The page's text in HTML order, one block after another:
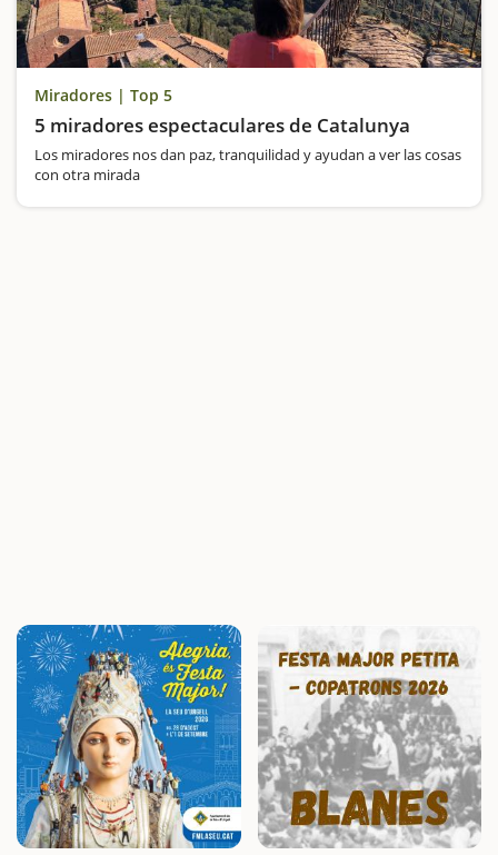
Miradores | Top 5
5 miradores espectaculares de Catalunya
Los miradores nos dan paz, tranquilidad y ayudan a ver las cosas
con otra mirada